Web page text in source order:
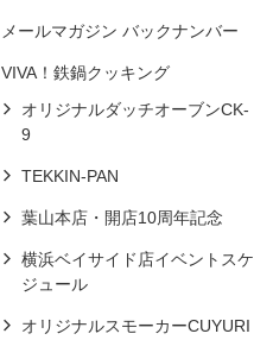
メールマガジン バックナンバー
VIVA！鉄鍋クッキング
オリジナルダッチオーブンCK-
9
TEKKIN-PAN
葉山本店・開店10周年記念
横浜ベイサイド店イベントスケ
ジュール
オリジナルスモーカーCUYURI